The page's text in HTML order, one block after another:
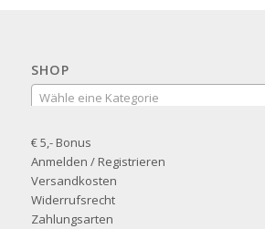
SHOP
Wähle eine Kategorie
€ 5,- Bonus
Anmelden / Registrieren
Versandkosten
Widerrufsrecht
Zahlungsarten